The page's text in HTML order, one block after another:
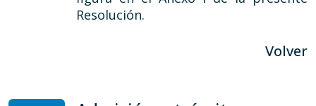
Resolución.
Volver